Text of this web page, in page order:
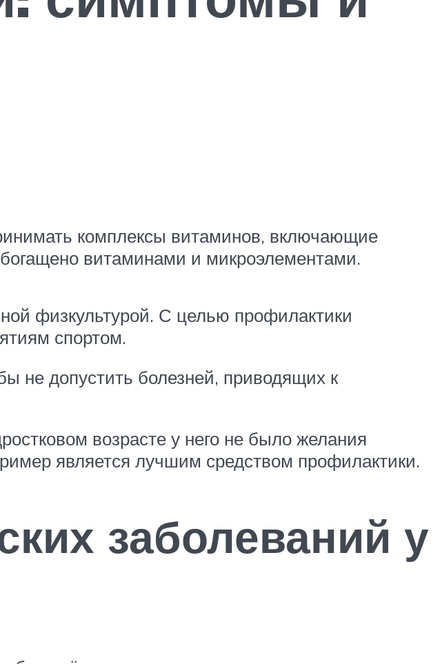
комплексы витаминов, включающие
витаминами и микроэлементами.
физкультурой. С целью профилактики
спортом.
не допустить болезней, приводящих к
возрасте у него не было желания
является лучшим средством профилактики.
заболеваний у